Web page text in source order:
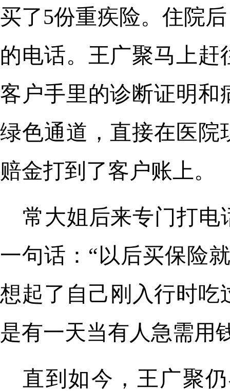
买了5份重疾险。住院
的电话。王广聚马上
客户手里的诊断证明
绿色通道，直接在医院
赔金打到了客户账上。
常大姐后来专门打电
一句话：“以后买保险
想起了自己刚入行时
是有一天当有人急需用
直到如今，王广聚